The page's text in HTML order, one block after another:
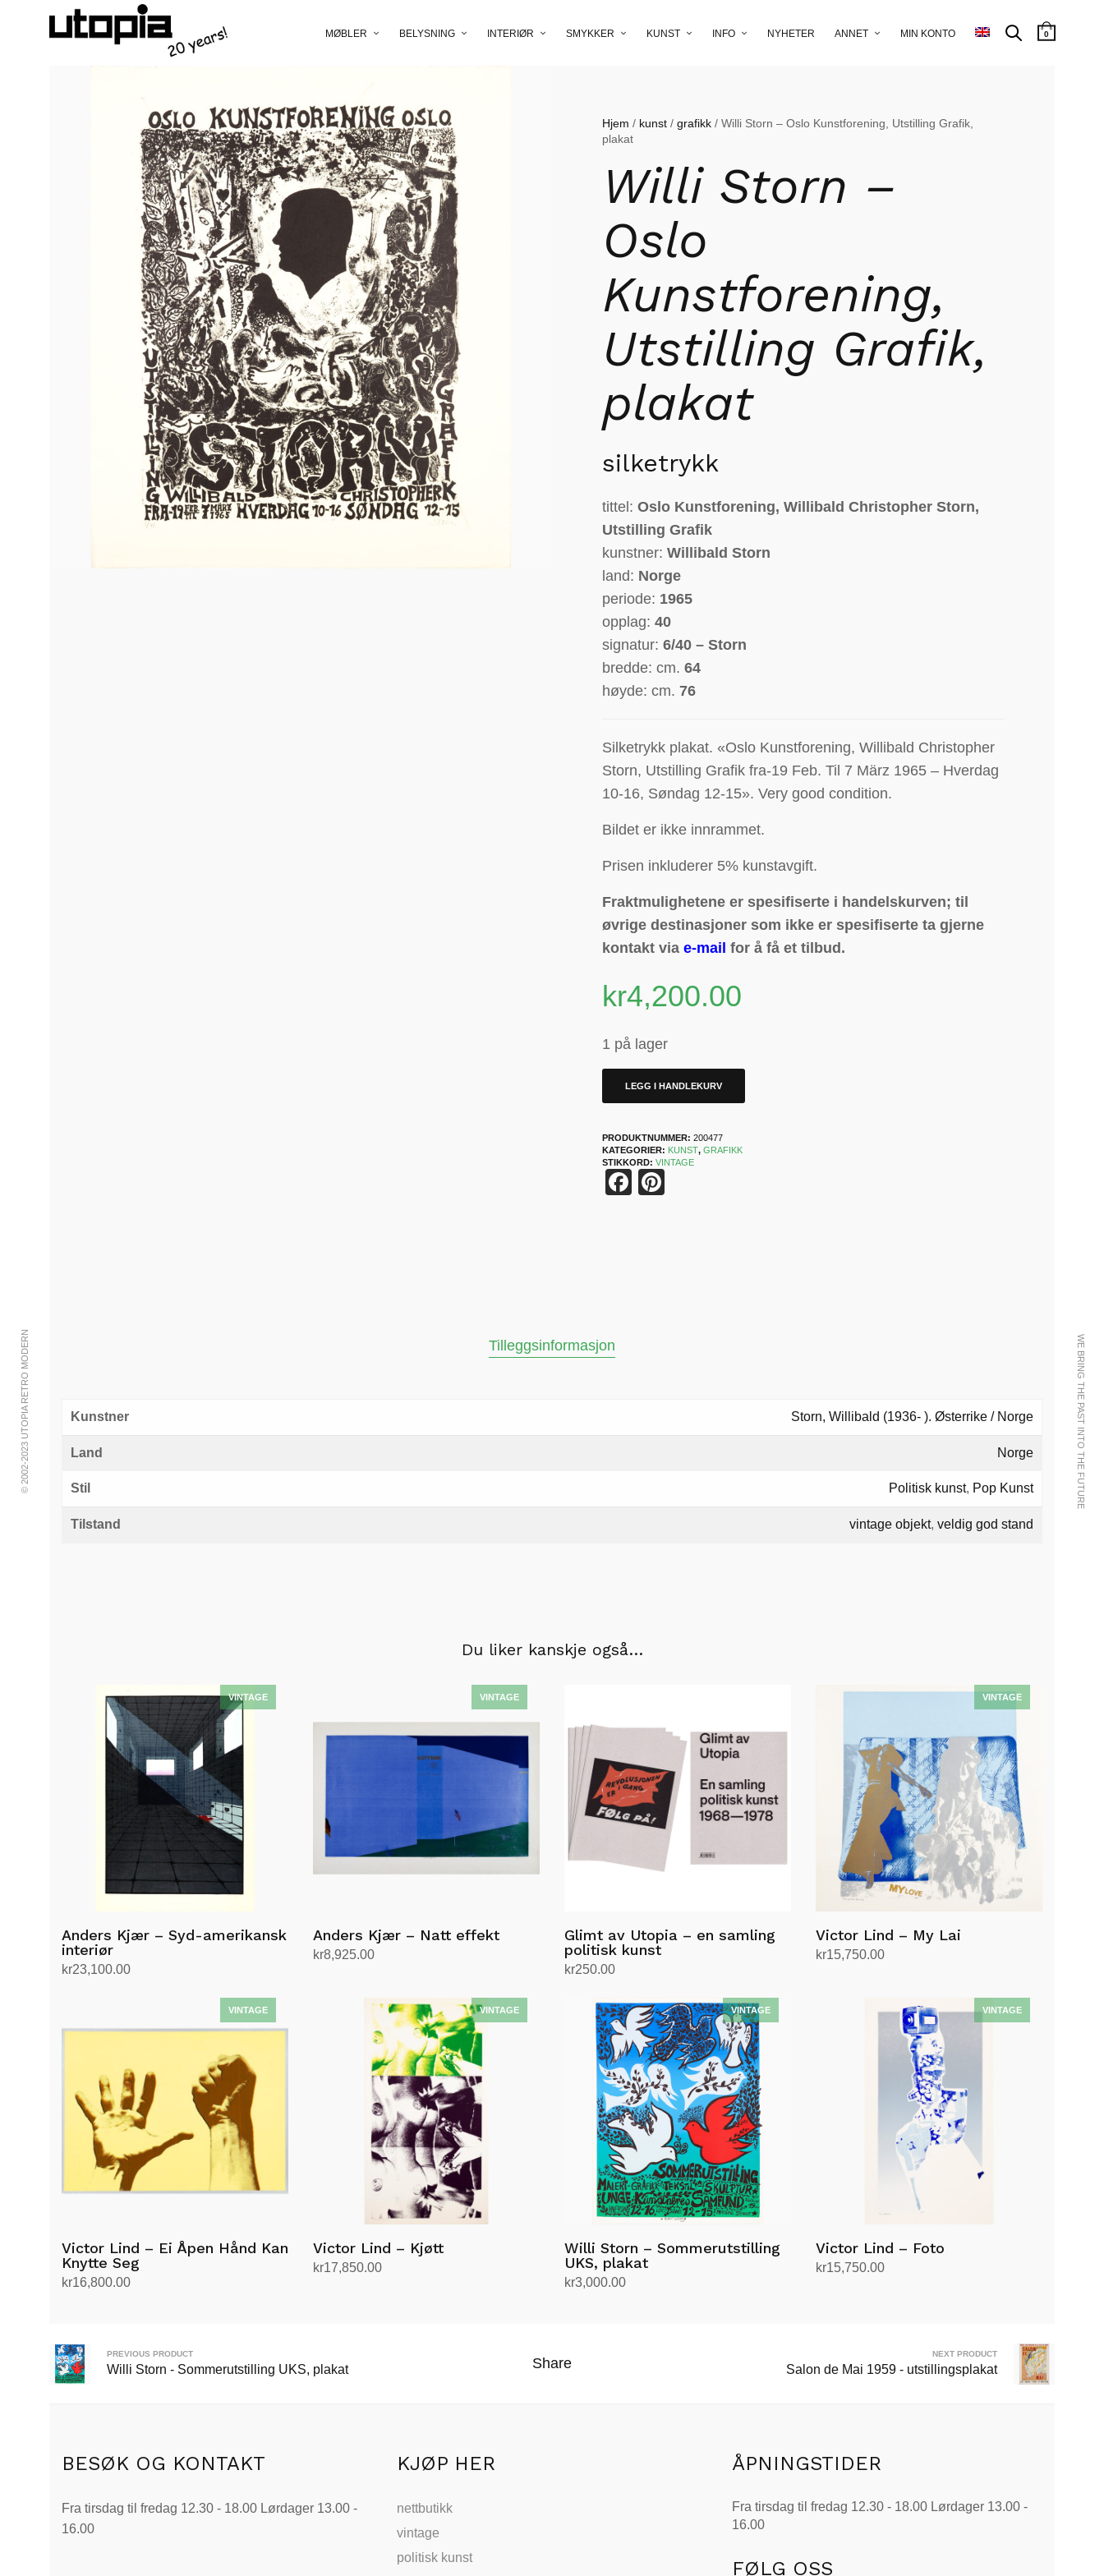
MØBLER BELYSNING INTERIØR SMYKKER KUNST INFO NYHETER ANNET MIN KONTO 0
© 2002-2023 UTOPIA RETRO MODERN WE BRING THE PAST INTO THE FUTURE
Hjem / kunst /grafikk / Willi Storn – Oslo Kunstforening, Utstilling Grafik,
plakat
Willi Storn –
Oslo
Kunstforening,
Utstilling Grafik,
plakat
silketrykk
tittel: Oslo Kunstforening, Willibald Christopher Storn,
Utstilling Grafik
kunstner:Willibald Storn
land: Norge
periode: 1965
opplag:40
signatur:6/40 – Storn
bredde: cm. 64
høyde: cm.76
Silketrykk plakat. «Oslo Kunstforening, Willibald Christopher
Storn, Utstilling Grafik fra-19 Feb. Til 7 März 1965 – Hverdag
10-16, Søndag 12-15».Very good condition.
Bildet er ikke innrammet.
Prisen inkluderer 5% kunstavgift.
Fraktmulighetene er spesifiserte i handelskurven; til
øvrige destinasjoner som ikke er spesifiserte ta gjerne
kontakt viae-mail for å få et tilbud.
kr4,200.00
1 på lager
LEGG I HANDLEKURV
PRODUKTNUMMER:200477
KATEGORIER: KUNST,GRAFIKK
STIKKORD:VINTAGE
Facebook
Tilleggsinformasjon
Kunstner Storn, Willibald (1936- ). Østerrike / Norge
Land Norge
Stil Politisk kunst, Pop Kunst
Tilstand vintage objekt, veldig god stand
Du liker kanskje også…
Anders Kjær – Syd-amerikansk
interiør
kr23,100.00
Anders Kjær – Natt effekt
kr8,925.00
Glimt av Utopia – en samling
politisk kunst
kr250.00
Victor Lind – My Lai
kr15,750.00
Victor Lind – Ei Åpen Hånd Kan
Knytte Seg
kr16,800.00
Victor Lind – Kjøtt
kr17,850.00
Willi Storn – Sommerutstilling
UKS, plakat
kr3,000.00
Victor Lind – Foto
kr15,750.00
PREVIOUS PRODUCT
Willi Storn - Sommerutstilling UKS, plakat Share
NEXT PRODUCT
Salon de Mai 1959 - utstillingsplakat
BESØK OG KONTAKT
Fra tirsdag til fredag 12.30 - 18.00 Lørdager 13.00 -
16.00
KJØP HER
nettbutikk
vintage
politisk kunst
ÅPNINGSTIDER
Fra tirsdag til fredag 12.30 - 18.00 Lørdager 13.00 -
16.00
FØLG OSS